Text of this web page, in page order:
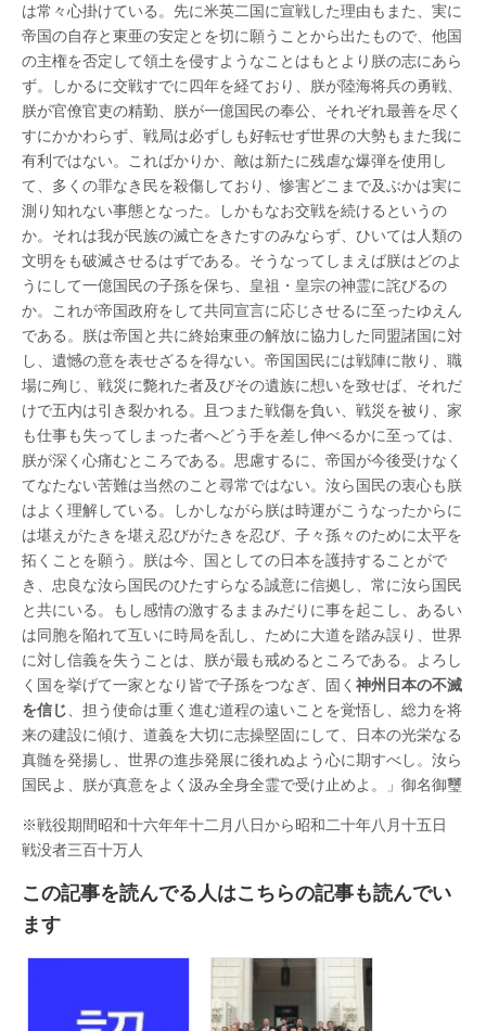
は常々心掛けている。先に米英二国に宣戦した理由もまた、実に
帝国の自存と東亜の安定とを切に願うことから出たもので、他国
の主権を否定して領土を侵すようなことはもとより朕の志にあら
ず。しかるに交戦すでに四年を経ており、朕が陸海将兵の勇戦、
朕が官僚官吏の精勤、朕が一億国民の奉公、それぞれ最善を尽く
すにかかわらず、戦局は必ずしも好転せず世界の大勢もまた我に
有利ではない。こればかりか、敵は新たに残虐な爆弾を使用し
て、多くの罪なき民を殺傷しており、惨害どこまで及ぶかは実に
測り知れない事態となった。しかもなお交戦を続けるというの
か。それは我が民族の滅亡をきたすのみならず、ひいては人類の
文明をも破滅させるはずである。そうなってしまえば朕はどのよ
うにして一億国民の子孫を保ち、皇祖・皇宗の神霊に詫びるの
か。これが帝国政府をして共同宣言に応じさせるに至ったゆえん
である。朕は帝国と共に終始東亜の解放に協力した同盟諸国に対
し、遺憾の意を表せざるを得ない。帝国国民には戦陣に散り、職
場に殉じ、戦災に斃れた者及びその遺族に想いを致せば、それだ
けで五内は引き裂かれる。且つまた戦傷を負い、戦災を被り、家
も仕事も失ってしまった者へどう手を差し伸べるかに至っては、
朕が深く心痛むところである。思慮するに、帝国が今後受けなく
てなたない苦難は当然のこと尋常ではない。汝ら国民の衷心も朕
はよく理解している。しかしながら朕は時運がこうなったからに
は堪えがたきを堪え忍びがたきを忍び、子々孫々のために太平を
拓くことを願う。朕は今、国としての日本を護持することがで
き、忠良な汝ら国民のひたすらなる誠意に信拠し、常に汝ら国民
と共にいる。もし感情の激するままみだりに事を起こし、あるい
は同胞を陥れて互いに時局を乱し、ために大道を踏み誤り、世界
に対し信義を失うことは、朕が最も戒めるところである。よろし
く国を挙げて一家となり皆で子孫をつなぎ、固く 神州日本の不滅
を信じ 、担う使命は重く進む道程の遠いことを覚悟し、総力を将
来の建設に傾け、道義を大切に志操堅固にして、日本の光栄なる
真髄を発揚し、世界の進歩発展に後れぬよう心に期すべし。汝ら
国民よ、朕が真意をよく汲み全身全霊で受け止めよ。」御名御璽
※戦役期間昭和十六年年十二月八日から昭和二十年八月十五日
戦没者三百十万人
この記事を読んでる人はこちらの記事も読んでい
ます